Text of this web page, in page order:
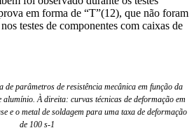
em forma de “T”(12), que não foram
testes de componentes com caixas de
de parâmetros de resistência mecânica em função da
À direita: curvas técnicas de deformação em
e o metal de soldagem para uma taxa de deformação
de 100 s-1